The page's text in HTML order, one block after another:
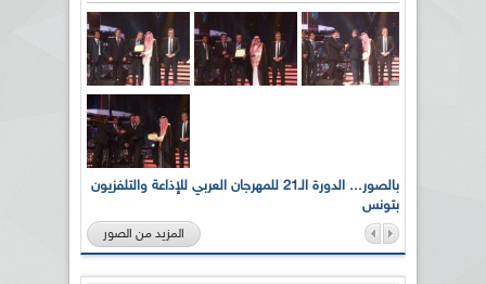
بالصور... الدورة الـ21 للمهرجان العربي للإذاعة والتلفزيون
بتونس
المزيد من الصور